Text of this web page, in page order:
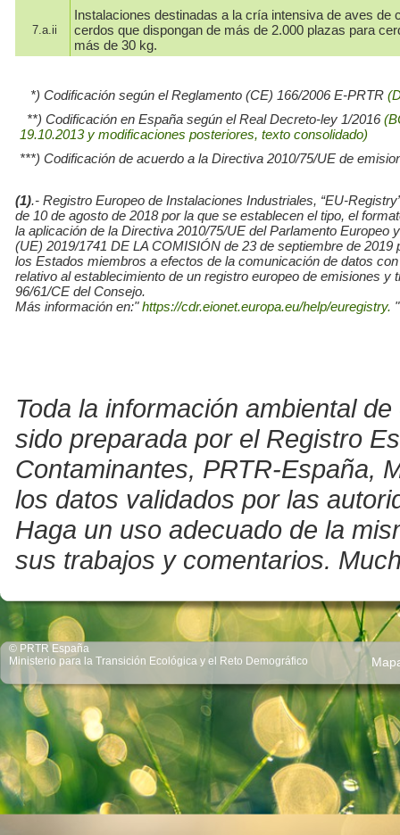
7.a.ii
Instalaciones destinadas a la cría intensiva de aves de
cerdos que dispongan de más de 2.000 plazas para
más de 30 kg.
*) Codificación según el Reglamento (CE) 166/2006 E-PRTR
**) Codificación en España según el Real Decreto-ley 1/2016
19.10.2013 y modificaciones posteriores, texto consolidado)
***) Codificación de acuerdo a la Directiva 2010/75/UE de
(1).- Registro Europeo de Instalaciones Industriales, “EU-
de 10 de agosto de 2018 por la que se establecen el tipo, el
la aplicación de la Directiva 2010/75/UE del Parlamento
(UE) 2019/1741 DE LA COMISIÓN de 23 de septiembre de
los Estados miembros a efectos de la comunicación de datos
relativo al establecimiento de un registro europeo de emisiones
96/61/CE del Consejo.
Más información en:"https://cdr.eionet.europa.eu/help/euregistry. "
Toda la información ambiental
sido preparada por el Registro
Contaminantes, PRTR-España,
los datos validados por las
Haga un uso adecuado de la
sus trabajos y comentarios.
© PRTR España
Ministerio para la Transición Ecológica y el Reto Demográfico